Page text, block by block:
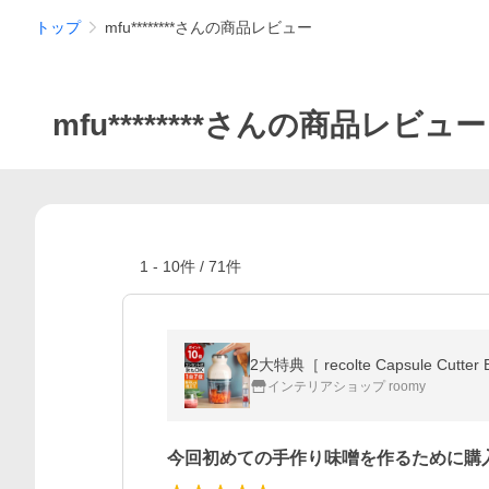
トップ mfu********さんの商品レビュー
mfu********さんの商品レビュー
1 - 10件 / 71件
インテリアショップ roomy
今回初めての手作り味噌を作るために